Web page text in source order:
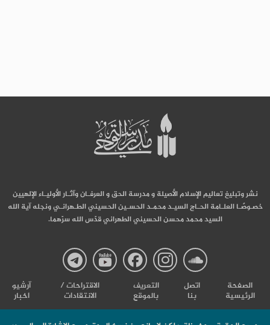
نشر وتبليغ تعاليم الإسلام الأصيلة و مدرسة الحق و العرفـان وآثـار الأوليـاء الإلهيين
خصـوصًـا العلـامة الحـاج السيـد محمـد الحسـين الحسيني الطـهرانـي ونجله آية الله
السيد محمد محسن الحسيني الطهراني قدّس الله سرّهما.
صفحة
صفحة
صفحة
صفحة
الصفحة
الرئيسية
اتصل
بنا
التعریف
بالموقع
الاقتراحات /
الانتقادات
آرشیو
اخبار